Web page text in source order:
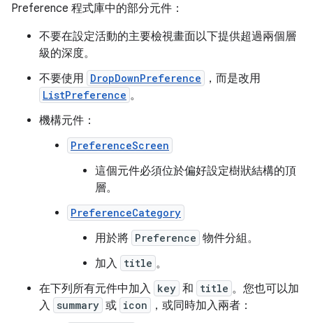
Preference 程式庫中的部分元件：
不要在設定活動的主要檢視畫面以下提供超過兩個層
級的深度。
不要使用 DropDownPreference ，而是改用
ListPreference 。
機構元件：
PreferenceScreen
這個元件必須位於偏好設定樹狀結構的頂
層。
PreferenceCategory
用於將 Preference 物件分組。
加入 title 。
在下列所有元件中加入 key 和 title 。您也可以加
入 summary 或 icon ，或同時加入兩者：